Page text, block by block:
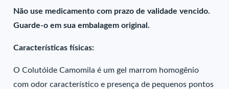
Não use medicamento com prazo de validade vencido.
Guarde-o em sua embalagem original.
Características físicas:
O Colutóide Camomila é um gel marrom homogênio
com odor característico e presença de pequenos pontos